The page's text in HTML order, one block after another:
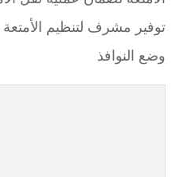
توفير مشرف لتنظيم
وضع النوافذ